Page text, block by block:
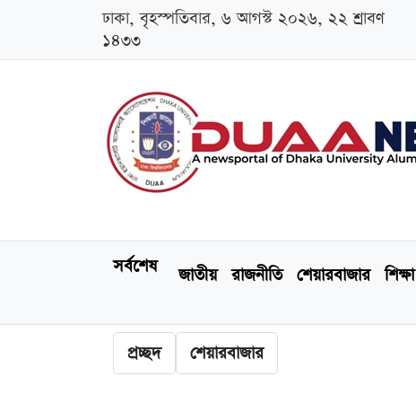
ঢাকা, বৃহস্পতিবার, ৬ আগস্ট ২০২৬, ২২ শ্রাবণ
১৪৩৩
সর্বশেষ জাতীয় রাজনীতি শেয়ারবাজার শিক্ষা
প্রচ্ছদ শেয়ারবাজার